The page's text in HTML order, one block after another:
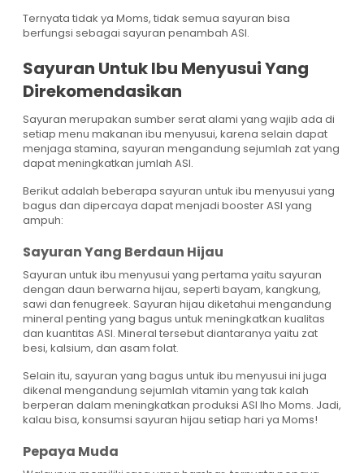
Ternyata tidak ya Moms, tidak semua sayuran bisa
berfungsi sebagai sayuran penambah ASI.
Sayuran Untuk Ibu Menyusui Yang
Direkomendasikan
Sayuran merupakan sumber serat alami yang wajib ada di
setiap menu makanan ibu menyusui, karena selain dapat
menjaga stamina, sayuran mengandung sejumlah zat yang
dapat meningkatkan jumlah ASI.
Berikut adalah beberapa sayuran untuk ibu menyusui yang
bagus dan dipercaya dapat menjadi booster ASI yang
ampuh:
Sayuran Yang Berdaun Hijau
Sayuran untuk ibu menyusui yang pertama yaitu sayuran
dengan daun berwarna hijau, seperti bayam, kangkung,
sawi dan fenugreek. Sayuran hijau diketahui mengandung
mineral penting yang bagus untuk meningkatkan kualitas
dan kuantitas ASI. Mineral tersebut diantaranya yaitu zat
besi, kalsium, dan asam folat.
Selain itu, sayuran yang bagus untuk ibu menyusui ini juga
dikenal mengandung sejumlah vitamin yang tak kalah
berperan dalam meningkatkan produksi ASI lho Moms. Jadi,
kalau bisa, konsumsi sayuran hijau setiap hari ya Moms!
Pepaya Muda